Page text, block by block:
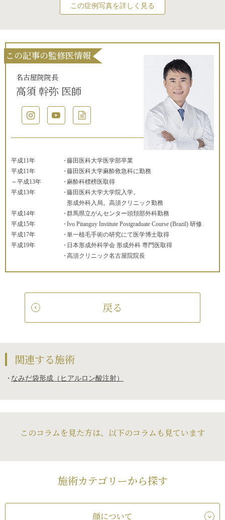
この症例写真を詳しく見る
この記事の監修医情報
名古屋院院長
高須 幹弥 医師
平成11年
藤田医科大学医学部卒業
平成11年
～平成13年
藤田医科大学麻酔救急科に勤務
麻酔科標榜医取得
平成13年
藤田医科大学大学院入学。
形成外科入局。高須クリニック勤務
平成14年
群馬県立がんセンター頭頚部外科勤務
平成15年
Ivo Pitanguy Institute Postgraduate Course (Brazil) 研修
平成17年
単一植毛手術の研究にて医学博士取得
平成19年
日本形成外科学会 形成外科 専門医取得
高須クリニック名古屋院院長
戻る
関連する施術
なみだ袋形成（ヒアルロン酸注射）
このコラムを見た方は、以下のコラムも見ています
施術カテゴリーから探す
顔について